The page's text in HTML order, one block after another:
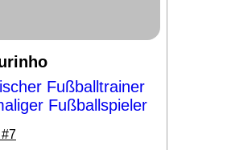
Fußballtrainer
Fußballspieler